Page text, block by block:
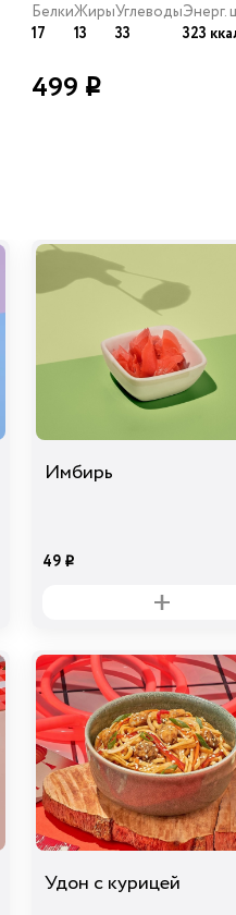
Белки
17
Жиры
13
Углеводы
33
Энерг.
323
499 i
Имбирь
49 i
Удон с курицей